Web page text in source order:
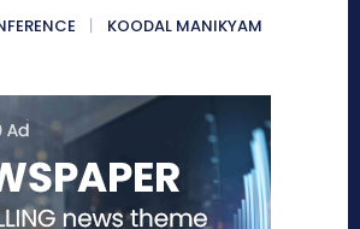
KOODAL MANIKYAM